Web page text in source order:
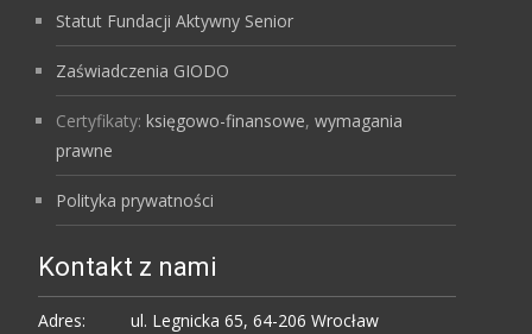
Statut Fundacji Aktywny Senior
Zaświadczenia GIODO
Certyfikaty: księgowo-finansowe, wymagania
prawne
Polityka prywatności
Kontakt z nami
Adres: ul. Legnicka 65, 64-206 Wrocław